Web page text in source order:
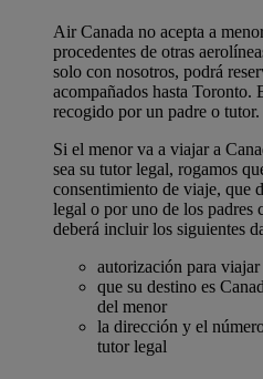
Air Canada no acepta a
procedentes de otras
solo con nosotros, podrá
acompañados hasta Toronto.
recogido por un padre o tutor.
Si el menor va a viajar a
sea su tutor legal, rogamos
consentimiento de viaje, que
legal o por uno de los padres
deberá incluir los siguientes
autorización para viajar
que su destino es
del menor
la dirección y el
tutor legal